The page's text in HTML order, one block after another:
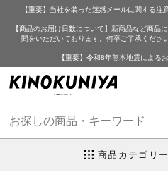
【重要】当社を装った迷惑メールに関する
【商品のお届け日数について】新商品など商品
間をいただいております。何卒ご了承くださ
【重要】令和8年熊本地震による
商品カテゴリ